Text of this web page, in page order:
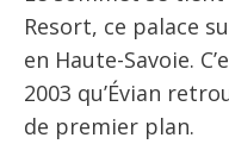
Resort, ce palace
en Haute-Savoie.
2003 qu’Évian
de premier plan.